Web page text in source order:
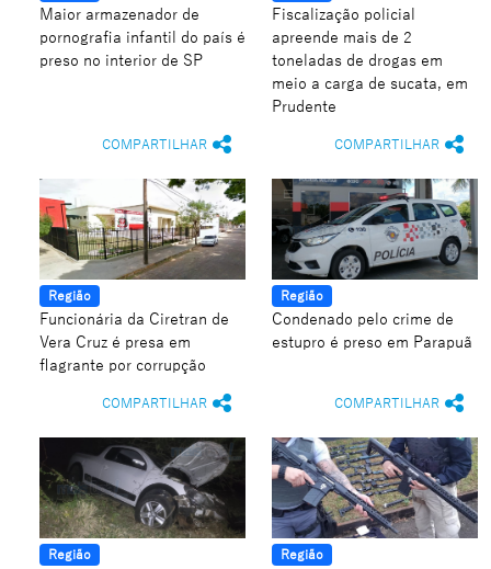
Maior armazenador de
pornografia infantil do país é
preso no interior de SP
COMPARTILHAR
Fiscalização policial
apreende mais de 2
toneladas de drogas em
meio a carga de sucata, em
Prudente
COMPARTILHAR
Região
Funcionária da Ciretran de
Vera Cruz é presa em
flagrante por corrupção
COMPARTILHAR
Região
Condenado pelo crime de
estupro é preso em Parapuã
COMPARTILHAR
Região Região